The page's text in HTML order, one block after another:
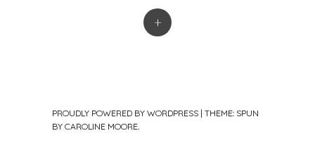
+
PROUDLY POWERED BY WORDPRESS | THEME: SPUN
BY CAROLINE MOORE